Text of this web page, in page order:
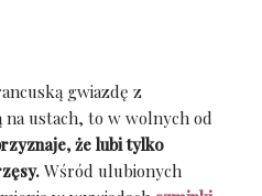
gwiazdę z
ustach, to w wolnych od
że lubi tylko
Wśród ulubionych